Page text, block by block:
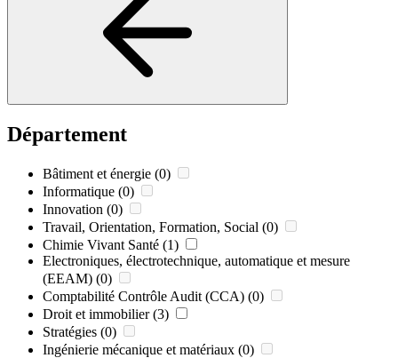
Département
Bâtiment et énergie (0)
Informatique (0)
Innovation (0)
Travail, Orientation, Formation, Social (0)
Chimie Vivant Santé (1)
Electroniques, électrotechnique, automatique et mesure
(EEAM) (0)
Comptabilité Contrôle Audit (CCA) (0)
Droit et immobilier (3)
Stratégies (0)
Ingénierie mécanique et matériaux (0)